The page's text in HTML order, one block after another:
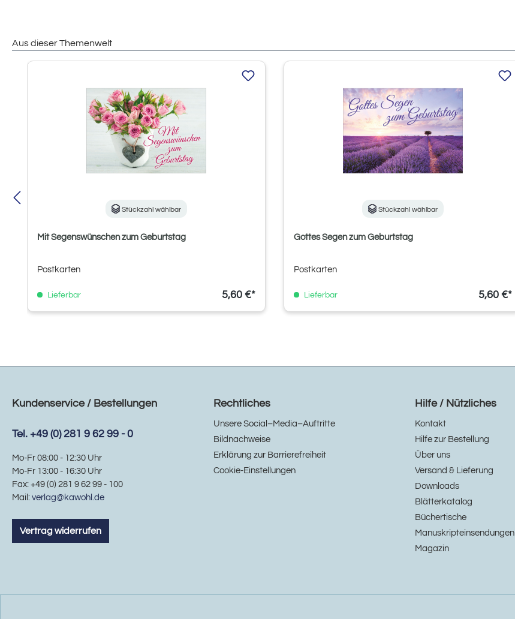
Aus dieser Themenwelt
Produktgalerie überspringen
Stückzahl wählbar
Mit Segenswünschen zum Geburtstag
Postkarten
Lieferbar 5,60 €*
Stückzahl wählbar
Gottes Segen zum Geburtstag
Postkarten
Lieferbar 5,60 €*
Kundenservice / Bestellungen
Tel. +49 (0) 281 9 62 99 - 0
Mo-Fr 08:00 - 12:30 Uhr
Mo-Fr 13:00 - 16:30 Uhr
Fax: +49 (0) 281 9 62 99 - 100
Mail: verlag@kawohl.de
Vertrag widerrufen
Rechtliches
Unsere Social–Media–Auftritte
Bildnachweise
Erklärung zur Barrierefreiheit
Cookie-Einstellungen
Hilfe / Nützliches
Kontakt
Hilfe zur Bestellung
Über uns
Versand & Lieferung
Downloads
Blätterkatalog
Büchertische
Manuskripteinsendungen
Magazin